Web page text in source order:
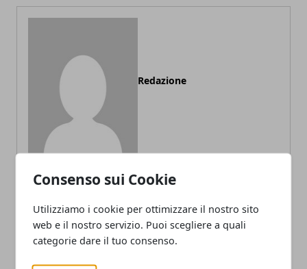
Consenso sui Cookie
Utilizziamo i cookie per ottimizzare il nostro sito
web e il nostro servizio. Puoi scegliere a quali
categorie dare il tuo consenso.
Redazione
ARTICOLI CORRELATI